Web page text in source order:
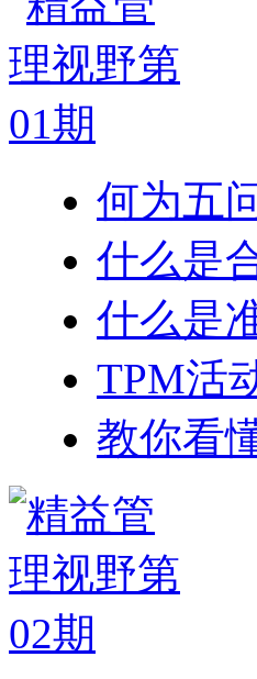
何为五
什么是
什么是
TPM活
教你看